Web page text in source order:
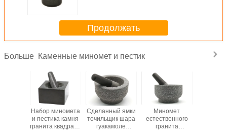
Продолжать
Больше Каменные миномет и пестик
Набор миномета
и пестика камня
гранита квадрата
Сделанный ямки
точильщик шара
гуакамоле
Миномет
естественного
гранита